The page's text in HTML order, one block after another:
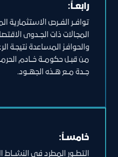
رابعــاً:
توافــر الفــرص الاستثمارية
المجالات ذات الجــدوى
والحوافـز المساعدة نتيجـة
مـن قبــل حكومــة خــادم
جــدة مــع هــذه الجهــود.
خامســاً:
التطــور المطرد في النشــاط